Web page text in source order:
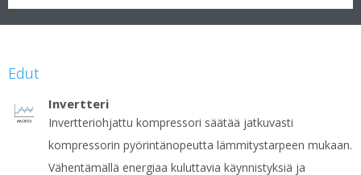
Edut
Invertteri
Invertteriohjattu kompressori säätää jatkuvasti
kompressorin pyörintänopeutta lämmitystarpeen mukaan.
Vähentämällä energiaa kuluttavia käynnistyksiä ja